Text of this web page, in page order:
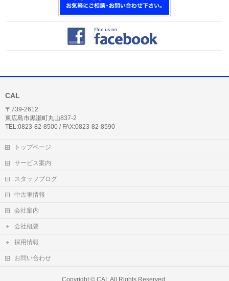
CAL
〒739-2612
東広島市黒瀬町丸山837-2
TEL:0823-82-8500 / FAX:0823-82-8590
トップページ
サービス案内
スタッフブログ
中古車情報
会社案内
会社概要
採用情報
お問い合わせ
Copyright ©CAL All Rights Reserved.